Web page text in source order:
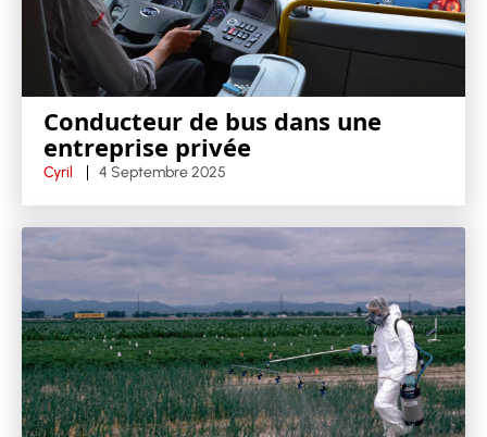
Conducteur de bus dans une
entreprise privée
Cyril 4 Septembre 2025